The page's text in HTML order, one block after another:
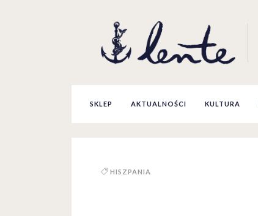
SKLEP AKTUALNOŚCI KULTURA
HISZPANIA